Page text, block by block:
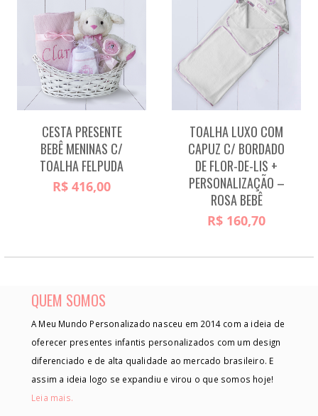
CESTA PRESENTE
BEBÊ MENINAS C/
TOALHA FELPUDA
R$416,00
TOALHA LUXO COM
CAPUZ C/ BORDADO
DE FLOR-DE-LIS +
PERSONALIZAÇÃO –
ROSA BEBÊ
R$160,70
QUEM SOMOS
A Meu Mundo Personalizado nasceu em 2014 com a ideia de
oferecer presentes infantis personalizados com um design
diferenciado e de alta qualidade ao mercado brasileiro. E
assim a ideia logo se expandiu e virou o que somos hoje!
Leia mais.